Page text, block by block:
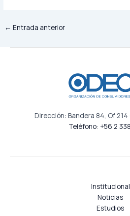
← Entrada anterior
Dirección: Bandera 84, Of
Teléfono: +56 2
Institucional
Noticias
Estudios